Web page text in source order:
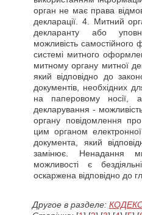
орган не має права
декларації. 4. Митний
декларанту або
можливість самостійного
системі митного
митному органу митної
який відповідно до
документів, необхідних
на паперовому носії,
декларування -
органу повідомлення
цим органом
документа, який
замінює. Ненадання
можливості є
оскаржена відповідно до
Другое в разделе: